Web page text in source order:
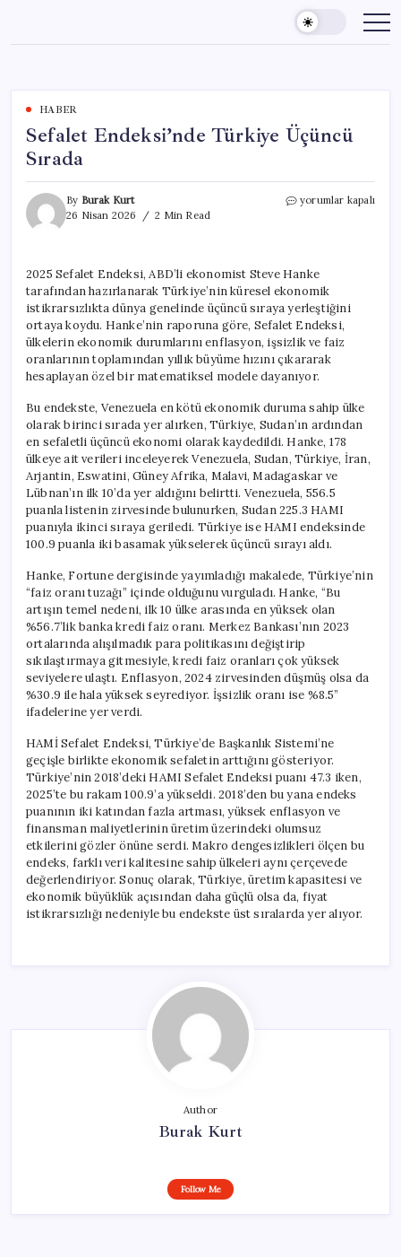
content
HABER
Sefalet Endeksi’nde Türkiye Üçüncü
Sırada
By Burak Kurt
26 Nisan 2026
2 Min Read
Sefalet
için
yorumlar kapalı
2025 Sefalet Endeksi, ABD’li ekonomist Steve Hanke
tarafından hazırlanarak Türkiye’nin küresel ekonomik
istikrarsızlıkta dünya genelinde üçüncü sıraya yerleştiğini
ortaya koydu. Hanke’nin raporuna göre, Sefalet Endeksi,
ülkelerin ekonomik durumlarını enflasyon, işsizlik ve faiz
oranlarının toplamından yıllık büyüme hızını çıkararak
hesaplayan özel bir matematiksel modele dayanıyor.
Bu endekste, Venezuela en kötü ekonomik duruma sahip ülke
olarak birinci sırada yer alırken, Türkiye, Sudan’ın ardından
en sefaletli üçüncü ekonomi olarak kaydedildi. Hanke, 178
ülkeye ait verileri inceleyerek Venezuela, Sudan, Türkiye, İran,
Arjantin, Eswatini, Güney Afrika, Malavi, Madagaskar ve
Lübnan’ın ilk 10’da yer aldığını belirtti. Venezuela, 556.5
puanla listenin zirvesinde bulunurken, Sudan 225.3 HAMI
puanıyla ikinci sıraya geriledi. Türkiye ise HAMI endeksinde
100.9 puanla iki basamak yükselerek üçüncü sırayı aldı.
Hanke, Fortune dergisinde yayımladığı makalede, Türkiye’nin
“faiz oranı tuzağı” içinde olduğunu vurguladı. Hanke, “Bu
artışın temel nedeni, ilk 10 ülke arasında en yüksek olan
%56.7’lik banka kredi faiz oranı. Merkez Bankası’nın 2023
ortalarında alışılmadık para politikasını değiştirip
sıkılaştırmaya gitmesiyle, kredi faiz oranları çok yüksek
seviyelere ulaştı. Enflasyon, 2024 zirvesinden düşmüş olsa da
%30.9 ile hala yüksek seyrediyor. İşsizlik oranı ise %8.5”
ifadelerine yer verdi.
HAMİ Sefalet Endeksi, Türkiye’de Başkanlık Sistemi’ne
geçişle birlikte ekonomik sefaletin arttığını gösteriyor.
Türkiye’nin 2018’deki HAMI Sefalet Endeksi puanı 47.3 iken,
2025’te bu rakam 100.9’a yükseldi. 2018’den bu yana endeks
puanının iki katından fazla artması, yüksek enflasyon ve
finansman maliyetlerinin üretim üzerindeki olumsuz
etkilerini gözler önüne serdi. Makro dengesizlikleri ölçen bu
endeks, farklı veri kalitesine sahip ülkeleri aynı çerçevede
değerlendiriyor. Sonuç olarak, Türkiye, üretim kapasitesi ve
ekonomik büyüklük açısından daha güçlü olsa da, fiyat
istikrarsızlığı nedeniyle bu endekste üst sıralarda yer alıyor.
Author
Burak Kurt
Follow Me